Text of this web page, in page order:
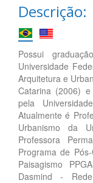
Descrição:
Possui
Universidade
Arquitetura e
Catarina (2006)
pela
Atualmente é
Urbanismo da
Professora
Programa de
Paisagismo
Dasmind -